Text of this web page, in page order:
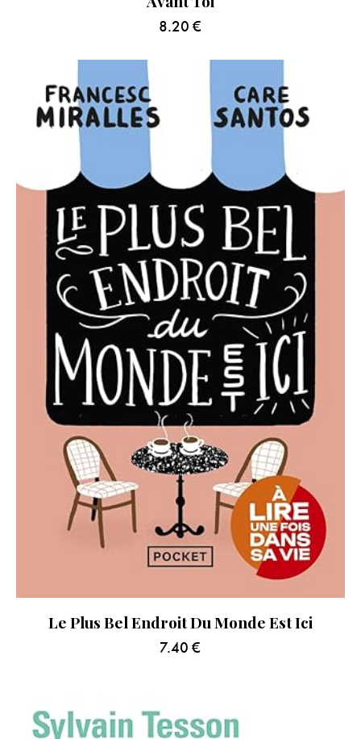
8.20 €
Le Plus Bel Endroit Du Monde Est Ici
7.40 €